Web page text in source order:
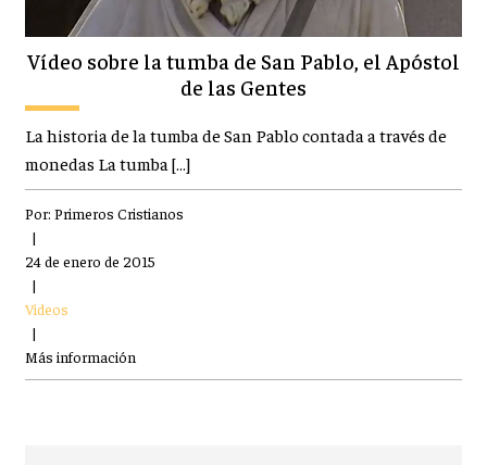
Vídeo sobre la tumba de San Pablo, el Apóstol
de las Gentes
La historia de la tumba de San Pablo contada a través de
monedas La tumba […]
Por: Primeros Cristianos
|
24 de enero de 2015
|
Videos
|
Más información